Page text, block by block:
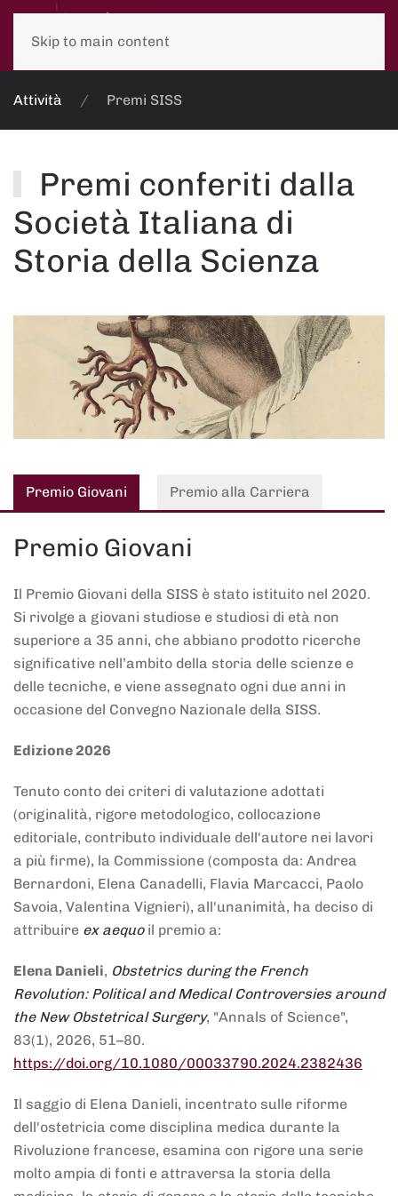
Skip to main content
Attività Premi SISS
Premi conferiti dalla
Società Italiana di
Storia della Scienza
Premio Giovani Premio alla Carriera
Premio Giovani
Il Premio Giovani della SISS è stato istituito nel 2020.
Si rivolge a giovani studiose e studiosi di età non
superiore a 35 anni, che abbiano prodotto ricerche
significative nell’ambito della storia delle scienze e
delle tecniche, e viene assegnato ogni due anni in
occasione del Convegno Nazionale della SISS.
Edizione 2026
Tenuto conto dei criteri di valutazione adottati
(originalità, rigore metodologico, collocazione
editoriale, contributo individuale dell'autore nei lavori
a più firme), la Commissione (composta da: Andrea
Bernardoni, Elena Canadelli, Flavia Marcacci, Paolo
Savoia, Valentina Vignieri), all'unanimità, ha deciso di
attribuire ex aequoil premio a:
Elena Danieli, Obstetrics during the French
Revolution: Political and Medical Controversies around
the New Obstetrical Surgery, "Annals of Science",
83(1), 2026, 51–80.
https://doi.org/10.1080/00033790.2024.2382436
Il saggio di Elena Danieli, incentrato sulle riforme
dell'ostetricia come disciplina medica durante la
Rivoluzione francese, esamina con rigore una serie
molto ampia di fonti e attraversa la storia della